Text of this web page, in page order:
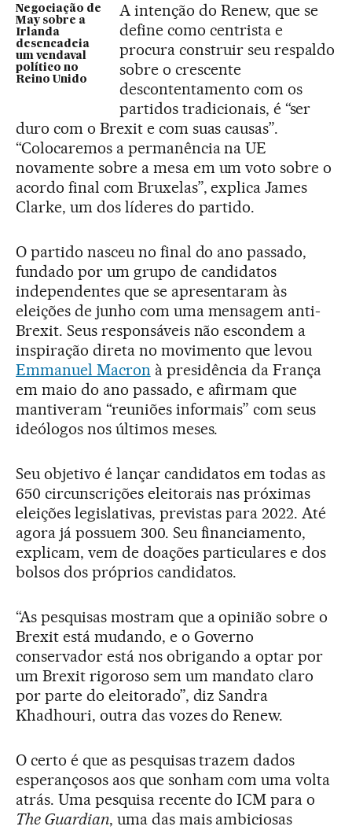
Negociação de
May sobre a
Irlanda
desencadeia
um vendaval
político no
Reino Unido
A intenção do Renew, que se
define como centrista e
procura construir seu respaldo
sobre o crescente
descontentamento com os
partidos tradicionais, é “ser
duro com o Brexit e com suas causas”.
“Colocaremos a permanência na UE
novamente sobre a mesa em um voto sobre o
acordo final com Bruxelas”, explica James
Clarke, um dos líderes do partido.
O partido nasceu no final do ano passado,
fundado por um grupo de candidatos
independentes que se apresentaram às
eleições de junho com uma mensagem anti-
Brexit. Seus responsáveis não escondem a
inspiração direta no movimento que levou
Emmanuel Macron à presidência da França
em maio do ano passado, e afirmam que
mantiveram “reuniões informais” com seus
ideólogos nos últimos meses.
Seu objetivo é lançar candidatos em todas as
650 circunscrições eleitorais nas próximas
eleições legislativas, previstas para 2022. Até
agora já possuem 300. Seu financiamento,
explicam, vem de doações particulares e dos
bolsos dos próprios candidatos.
“As pesquisas mostram que a opinião sobre o
Brexit está mudando, e o Governo
conservador está nos obrigando a optar por
um Brexit rigoroso sem um mandato claro
por parte do eleitorado”, diz Sandra
Khadhouri, outra das vozes do Renew.
O certo é que as pesquisas trazem dados
esperançosos aos que sonham com uma volta
atrás. Uma pesquisa recente do ICM para o
The Guardian, uma das mais ambiciosas